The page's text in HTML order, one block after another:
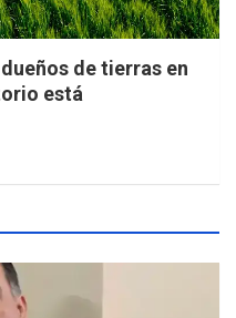
de tierras en
está